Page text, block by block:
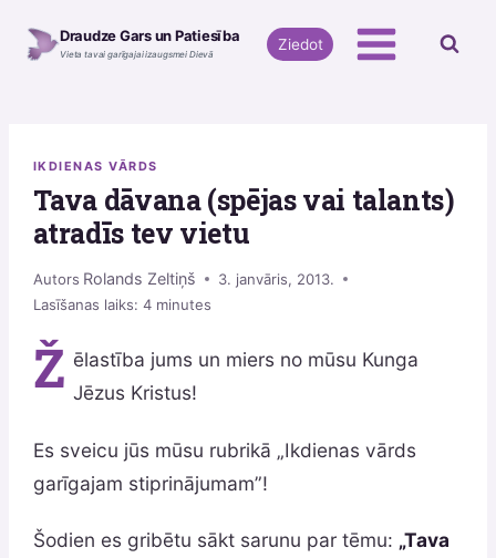
Draudze Gars un Patiesība
Vieta tavai garīgajai izaugsmei Dievā
Ziedot
IKDIENAS VĀRDS
Tava dāvana (spējas vai talants)
atradīs tev vietu
Autors Rolands Zeltiņš
3. janvāris, 2013.
Lasīšanas laiks: 4 minutes
Ž ēlastība jums un miers no mūsu Kunga
Jēzus Kristus!
Es sveicu jūs mūsu rubrikā „Ikdienas vārds
garīgajam stiprinājumam”!
Šodien es gribētu sākt sarunu par tēmu: „Tava